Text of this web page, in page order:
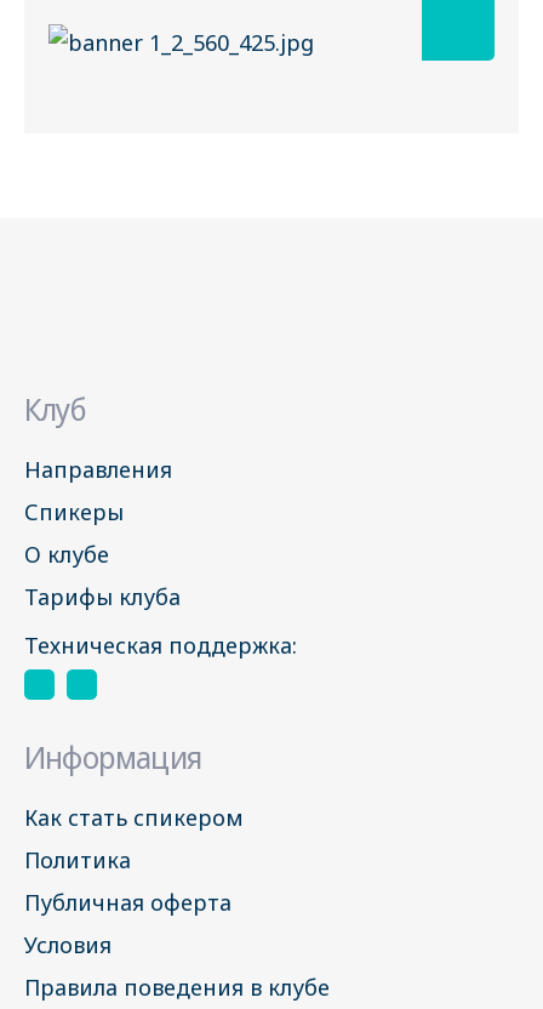
Клуб
Направления
Спикеры
О клубе
Тарифы клуба
Техническая поддержка:
Информация
Как стать спикером
Политика
Публичная оферта
Условия
Правила поведения в клубе